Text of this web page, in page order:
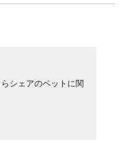
シェアのペットに関